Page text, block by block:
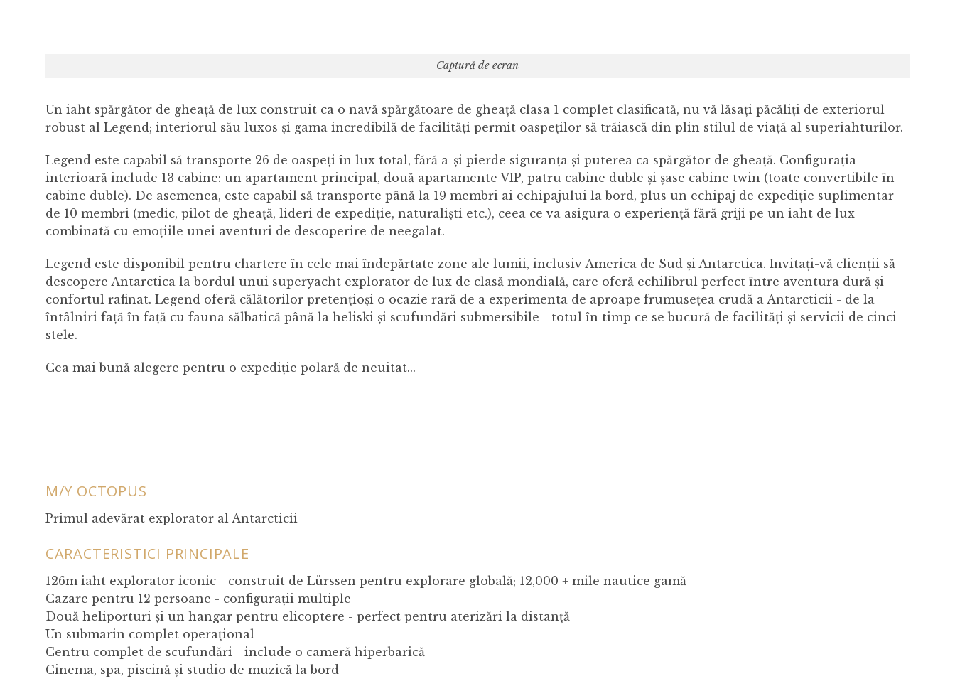
Captură de ecran
Un iaht spărgător de gheață de lux construit ca o navă spărgătoare de gheață clasa 1 complet clasificată, nu vă lăsați păcăliți de exteriorul
robust al Legend; interiorul său luxos și gama incredibilă de facilități permit oaspeților să trăiască din plin stilul de viață al superiahturilor.
Legend este capabil să transporte 26 de oaspeți în lux total, fără a-și pierde siguranța și puterea ca spărgător de gheață. Configurația
interioară include 13 cabine: un apartament principal, două apartamente VIP, patru cabine duble și șase cabine twin (toate convertibile în
cabine duble). De asemenea, este capabil să transporte până la 19 membri ai echipajului la bord, plus un echipaj de expediție suplimentar
de 10 membri (medic, pilot de gheață, lideri de expediție, naturaliști etc.), ceea ce va asigura o experiență fără griji pe un iaht de lux
combinată cu emoțiile unei aventuri de descoperire de neegalat.
Legend este disponibil pentru chartere în cele mai îndepărtate zone ale lumii, inclusiv America de Sud și Antarctica. Invitați-vă clienții să
descopere Antarctica la bordul unui superyacht explorator de lux de clasă mondială, care oferă echilibrul perfect între aventura dură și
confortul rafinat. Legend oferă călătorilor pretențioși o ocazie rară de a experimenta de aproape frumusețea crudă a Antarcticii - de la
întâlniri față în față cu fauna sălbatică până la heliski și scufundări submersibile - totul în timp ce se bucură de facilități și servicii de cinci
stele.
Cea mai bună alegere pentru o expediție polară de neuitat...
M/Y OCTOPUS
Primul adevărat explorator al Antarcticii
CARACTERISTICI PRINCIPALE
126m iaht explorator iconic - construit de Lürssen pentru explorare globală; 12,000 + mile nautice gamă
Cazare pentru 12 persoane - configurații multiple
Două heliporturi și un hangar pentru elicoptere - perfect pentru aterizări la distanță
Un submarin complet operațional
Centru complet de scufundări - include o cameră hiperbarică
Cinema, spa, piscină și studio de muzică la bord